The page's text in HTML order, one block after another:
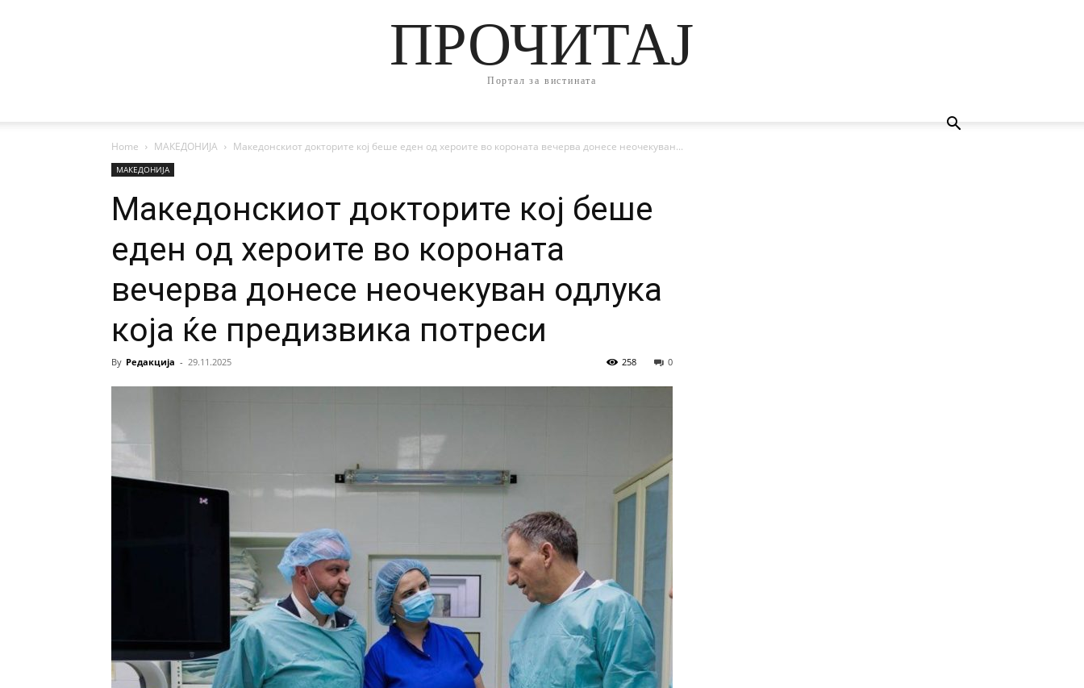
ПРОЧИТАЈ
Портал за вистината
Home МАКЕДОНИЈА Македонскиот докторите кој беше еден од хероите во короната вечерва донесе неочекуван...
МАКЕДОНИЈА
Македонскиот докторите кој беше
еден од хероите во короната
вечерва донесе неочекуван одлука
која ќе предизвика потреси
By Редакција - 29.11.2025 0
258